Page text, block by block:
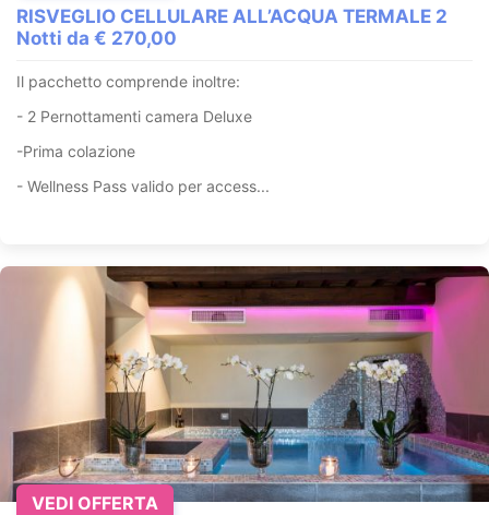
RISVEGLIO CELLULARE ALL’ACQUA TERMALE 2
Notti da € 270,00
Il pacchetto comprende inoltre:
- 2 Pernottamenti camera Deluxe
-Prima colazione
- Wellness Pass valido per access...
VEDI OFFERTA